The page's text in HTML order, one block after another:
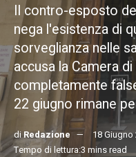
Il contro-esposto
nega l'esistenza di
sorveglianza nelle
accusa la Camera
completamente
22 giugno rimane
di Redazione 18 Giugno
Tempo di lettura:3 mins read